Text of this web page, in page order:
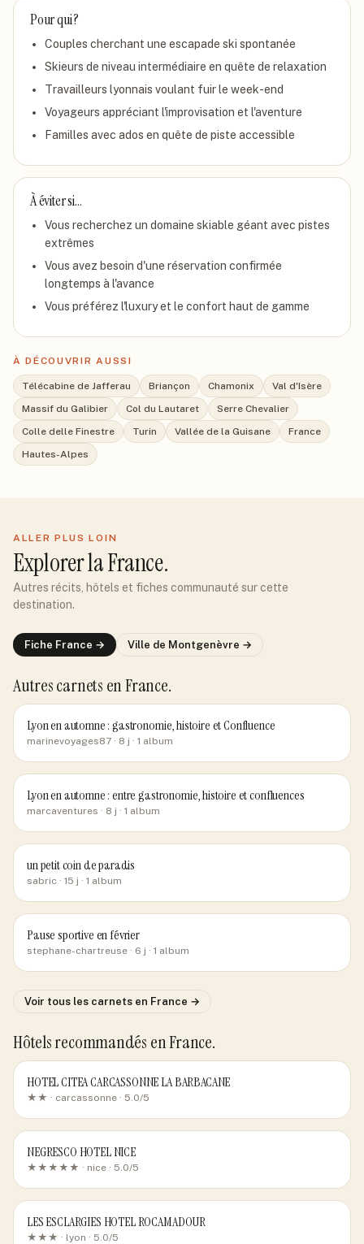
Pour qui ?
Couples cherchant une escapade ski spontanée
Skieurs de niveau intermédiaire en quête de relaxation
Travailleurs lyonnais voulant fuir le week-end
Voyageurs appréciant l'improvisation et l'aventure
Familles avec ados en quête de piste accessible
À éviter si…
Vous recherchez un domaine skiable géant avec pistes
extrêmes
Vous avez besoin d'une réservation confirmée
longtemps à l'avance
Vous préférez l'luxury et le confort haut de gamme
À DÉCOUVRIR AUSSI
Télécabine de Jafferau Briançon Chamonix
Val d'Isère
Massif du Galibier
Col du Lautaret
Serre Chevalier
Colle delle Finestre
Turin Vallée de la Guisane
France
Hautes-Alpes
ALLER PLUS LOIN
Explorerla France.
Autres récits, hôtels et fiches communauté sur cette
destination.
Fiche France → Ville de Montgenèvre →
Autres carnets en France.
Lyon en automne : gastronomie, histoire et Confluence
marinevoyages87 · 8 j · 1 album
Lyon en automne : entre gastronomie, histoire et confluences
marcaventures · 8 j · 1 album
un petit coin de paradis
sabric · 15 j · 1 album
Pause sportive en février
stephane-chartreuse · 6 j · 1 album
Voir tous les carnets en France →
Hôtels recommandés en France.
HOTEL CITEA CARCASSONNE LA BARBACANE
★★ · carcassonne · 5.0/5
NEGRESCO HOTEL NICE
★★★★★ · nice · 5.0/5
LES ESCLARGIES HOTEL ROCAMADOUR
★★★ · lyon · 5.0/5